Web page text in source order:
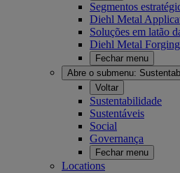
Segmentos
Diehl Metal
Soluções em latão
Diehl Metal
Fechar menu
Abre o submenu:
Voltar
Sustentabilidade
Sustentáveis
Social
Governança
Fechar menu
Locations